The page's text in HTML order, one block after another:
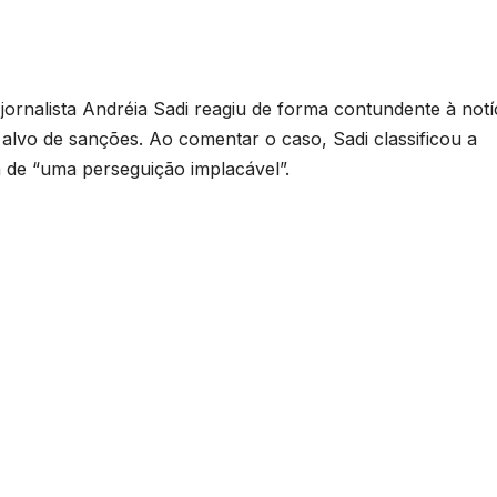
Andréia Sadi reagiu de forma contundente à
de sanções. Ao comentar o caso, Sadi classificou a
“uma perseguição implacável”.